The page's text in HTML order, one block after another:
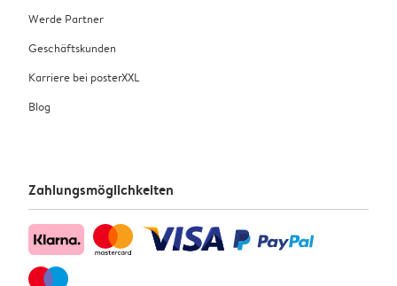
Werde Partner
Geschäftskunden
Karriere bei posterXXL
Blog
Zahlungsmöglichkeiten